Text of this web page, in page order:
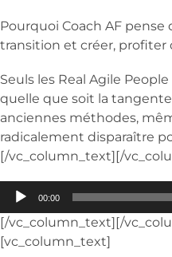
Pourquoi Coach AF
transition et créer, profiter
Seuls les Real Agile
quelle que soit la
anciennes méthodes,
radicalement disparaître
[/vc_column_text][/
Audio
00:00
[/vc_column_text][/
[vc_column_text]